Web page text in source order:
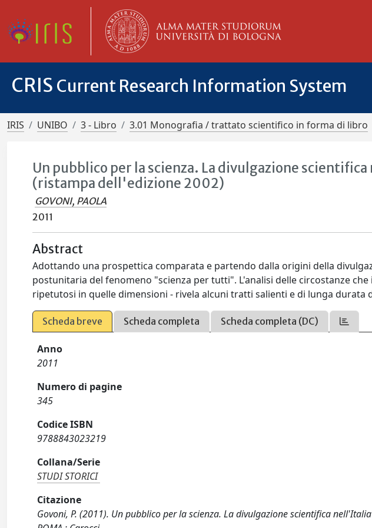
CRIS Current Research Information System
IRIS UNIBO 3 - Libro 3.01 Monografia / trattato scientifico in forma di libro
Un pubblico per la scienza. La divulgazione
(ristampa dell'edizione 2002)
GOVONI, PAOLA
2011
Abstract
Adottando una prospettica comparata e partendo dalla origini della
postunitaria del fenomeno "scienza per tutti". L'analisi delle circostanze
ripetutosi in quelle dimensioni - rivela alcuni tratti salienti e di lunga durata
Scheda breve Scheda completa Scheda completa (DC)
Anno
2011
Numero di pagine
345
Codice ISBN
9788843023219
Collana/Serie
STUDI STORICI
Citazione
Govoni, P. (2011). Un pubblico per la scienza. La divulgazione scientifica